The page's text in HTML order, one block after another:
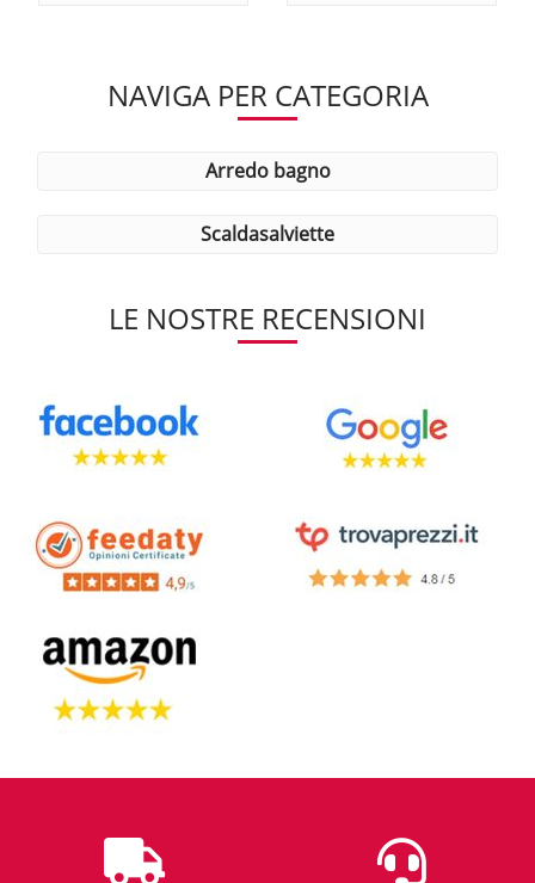
NAVIGA PER CATEGORIA
arredo bagno
scaldasalviette
LE NOSTRE RECENSIONI